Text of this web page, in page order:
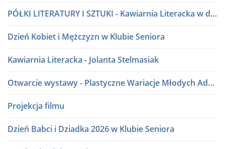
PÓŁKI LITERATURY I SZTUKI - Kawiarnia Literacka w dialogu
Dzień Kobiet i Mężczyzn w Klubie Seniora
Kawiarnia Literacka - Jolanta Stelmasiak
Otwarcie wystawy - Plastyczne Wariacje Młodych Adeptów Sztuki
Projekcja filmu
Dzień Babci i Dziadka 2026 w Klubie Seniora